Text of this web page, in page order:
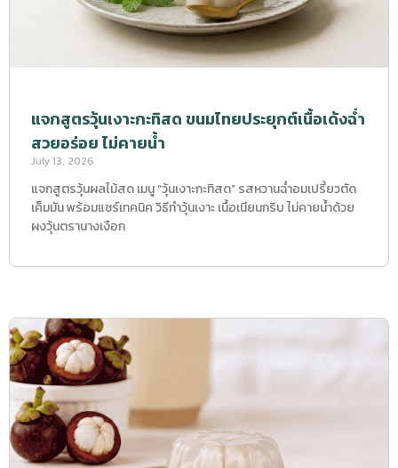
แจกสูตรวุ้นเงาะกะทิสด ขนมไทยประยุกต์เนื้อเด้งฉ่ำ
สวยอร่อย ไม่คายน้ำ
July 13, 2026
แจกสูตรวุ้นผลไม้สด เมนู “วุ้นเงาะกะทิสด” รสหวานฉ่ำอมเปรี้ยวตัด
เค็มมัน พร้อมแชร์เทคนิค วิธีทำวุ้นเงาะ เนื้อเนียนกริบ ไม่คายน้ำด้วย
ผงวุ้นตรานางเงือก